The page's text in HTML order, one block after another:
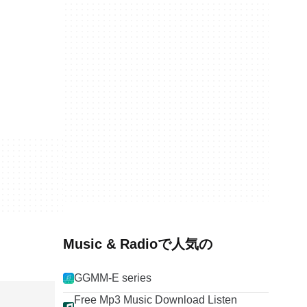
Music & Radioで人気の
GGMM-E series
Free Mp3 Music Download Listen